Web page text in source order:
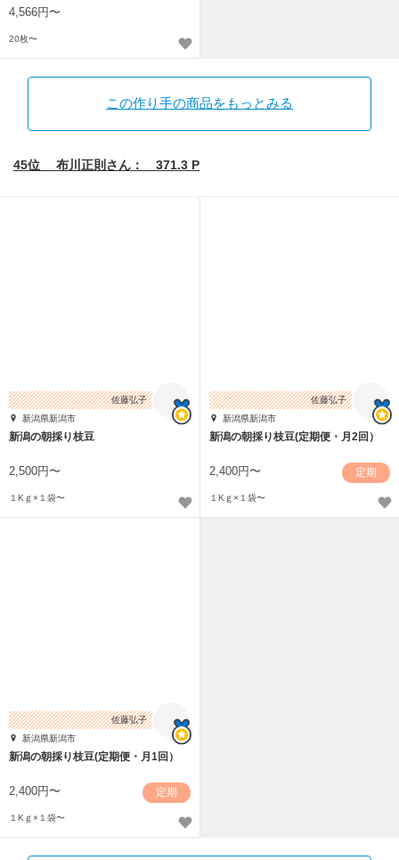
4,566円〜
20枚〜
この作り手の商品をもっとみる
45位 布川正則さん： 371.3 P
佐藤弘子
新潟県新潟市
新潟の朝採り枝豆
2,500円〜
１Kｇ×１袋〜
佐藤弘子
新潟県新潟市
新潟の朝採り枝豆(定期便・月2回）
2,400円〜 定期
１Kｇ×１袋〜
佐藤弘子
新潟県新潟市
新潟の朝採り枝豆(定期便・月1回）
2,400円〜 定期
１Kｇ×１袋〜